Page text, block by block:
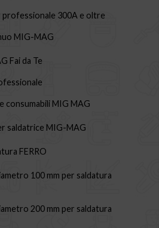
300A e oltre
MIG-MAG
Fai da Te
consumabili MIG MAG
saldatrice MIG-MAG
FERRO
100 mm per saldatura
200 mm per saldatura